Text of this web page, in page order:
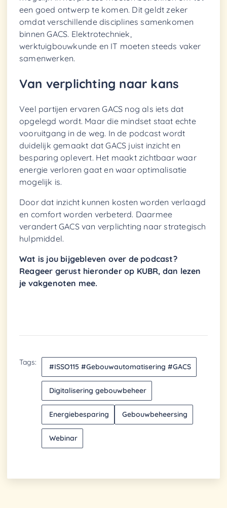
een goed ontwerp te komen. Dit geldt zeker
omdat verschillende disciplines samenkomen
binnen GACS. Elektrotechniek,
werktuigbouwkunde en IT moeten steeds vaker
samenwerken.
Van verplichting naar kans
Veel partijen ervaren GACS nog als iets dat
opgelegd wordt. Maar die mindset staat echte
vooruitgang in de weg. In de podcast wordt
duidelijk gemaakt dat GACS juist inzicht en
besparing oplevert. Het maakt zichtbaar waar
energie verloren gaat en waar optimalisatie
mogelijk is.
Door dat inzicht kunnen kosten worden verlaagd
en comfort worden verbeterd. Daarmee
verandert GACS van verplichting naar strategisch
hulpmiddel.
Wat is jou bijgebleven over de podcast?
Reageer gerust hieronder op KUBR, dan lezen
je vakgenoten mee.
Tags: #ISSO115 #Gebouwautomatisering #GACS
Digitalisering gebouwbeheer
Energiebesparing Gebouwbeheersing
Webinar